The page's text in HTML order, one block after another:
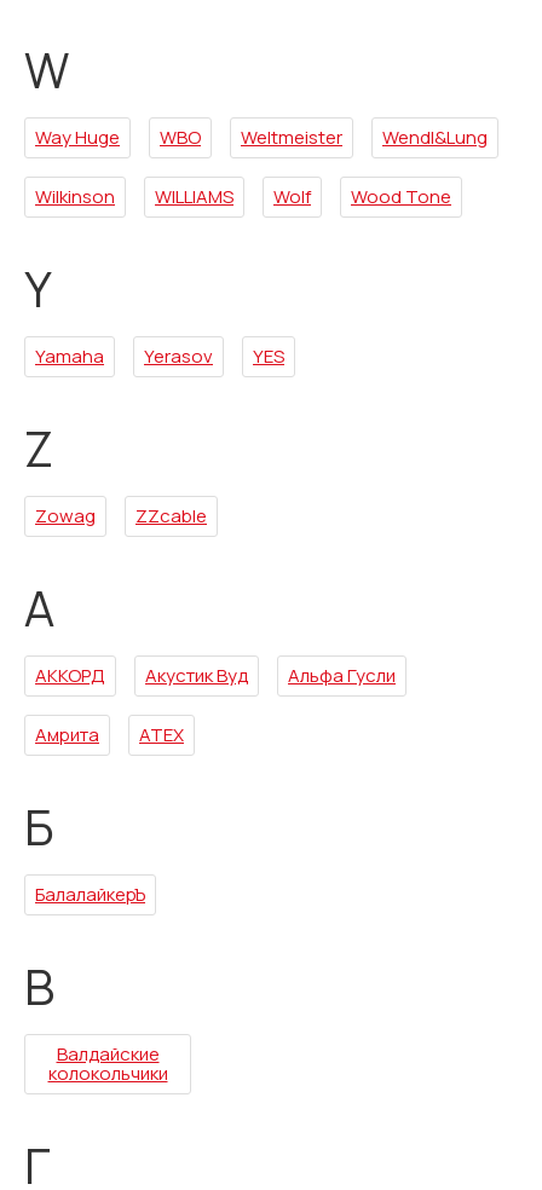
W
Way Huge WBO Weltmeister Wendl&Lung
Wilkinson WILLIAMS Wolf Wood Tone
Y
Yamaha Yerasov YES
Z
Zowag ZZcable
А
АККОРД Акустик Вуд Альфа Гусли
Амрита АТЕХ
Б
БалалайкерЪ
В
Валдайские
колокольчики
Г